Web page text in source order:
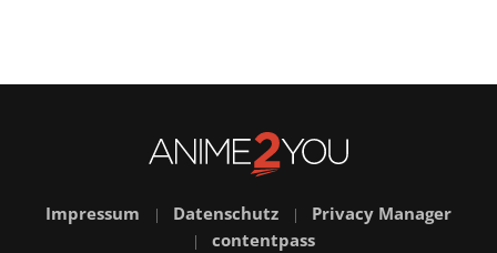
Impressum | Datenschutz | Privacy Manager
| contentpass